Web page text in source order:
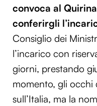
convoca al
conferirgli
Consiglio dei
l’incarico con
giorni, prestando
momento, gli
sull’Italia, ma la